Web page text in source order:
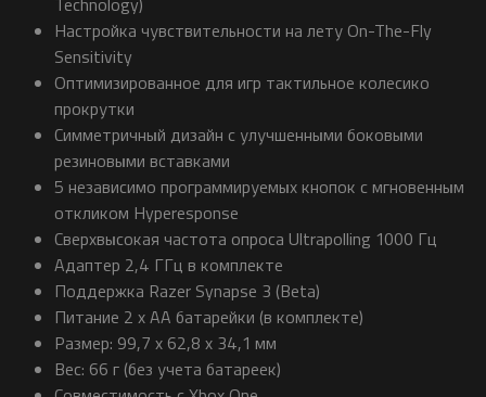
Настройка чувствительности на лету On-The-Fly
Sensitivity
Оптимизированное для игр тактильное колесико
прокрутки
Симметричный дизайн с улучшенными боковыми
резиновыми вставками
5 независимо программируемых кнопок с мгновенным
откликом Hyperesponse
Сверхвысокая частота опроса Ultrapolling 1000 Гц
Адаптер 2,4 ГГц в комплекте
Поддержка Razer Synapse 3 (Beta)
Питание 2 x AA батарейки (в комплекте)
Размер: 99,7 x 62,8 x 34,1 мм
Вес: 66 г (без учета батареек)